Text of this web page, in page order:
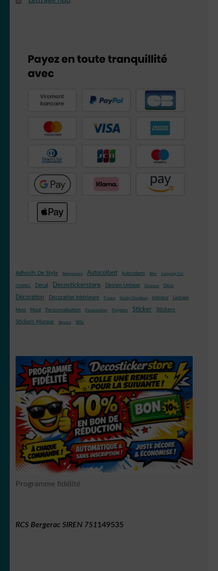
Adhésifs De Style Anniversaire Autocollant Autocollants Bike Camping-Car
CHANEL Decal Decostickerstore Design Unique Douceur Déco
Décoration Décoration Intérieure France Harley Davidson Intérieur Lettrage
Moto Mural Personnalisation Personnaliser Polyester Sticker Stickers
Stickers Muraux Versace Vélo
Programme fidélité
RCS Bergerac SIREN 751149535